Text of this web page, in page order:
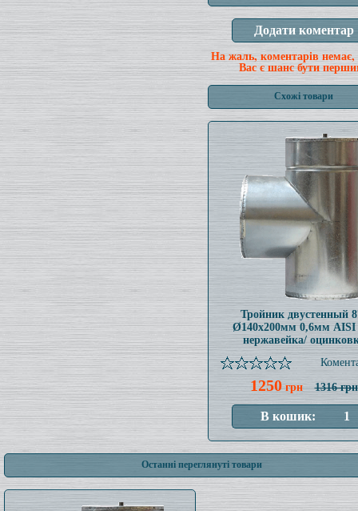
На жаль, коментарів немає,
Вас є шанс бути
Схожі товари
Тройник двустенный
Ø140x200мм 0,6мм AISI
нержавейка/
1250грн 1316 грн
Останні переглянуті товари